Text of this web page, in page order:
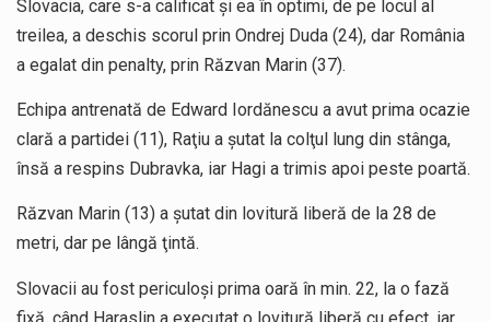
Slovacia, care s-a calificat şi ea în optimi, de pe locul al
treilea, a deschis scorul prin Ondrej Duda (24), dar România
a egalat din penalty, prin Răzvan Marin (37).
Echipa antrenată de Edward Iordănescu a avut prima ocazie
clară a partidei (11), Raţiu a şutat la colţul lung din stânga,
însă a respins Dubravka, iar Hagi a trimis apoi peste poartă.
Răzvan Marin (13) a şutat din lovitură liberă de la 28 de
metri, dar pe lângă ţintă.
Slovacii au fost periculoşi prima oară în min. 22, la o fază